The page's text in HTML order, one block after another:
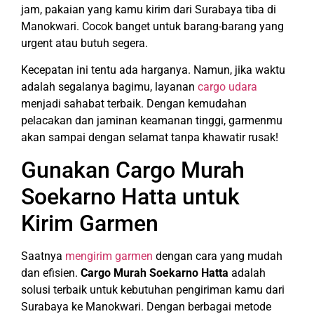
jam, pakaian yang kamu kirim dari Surabaya tiba di
Manokwari. Cocok banget untuk barang-barang yang
urgent atau butuh segera.
Kecepatan ini tentu ada harganya. Namun, jika waktu
adalah segalanya bagimu, layanan cargo udara
menjadi sahabat terbaik. Dengan kemudahan
pelacakan dan jaminan keamanan tinggi, garmenmu
akan sampai dengan selamat tanpa khawatir rusak!
Gunakan Cargo Murah
Soekarno Hatta untuk
Kirim Garmen
Saatnya mengirim garmen dengan cara yang mudah
dan efisien. Cargo Murah Soekarno Hatta adalah
solusi terbaik untuk kebutuhan pengiriman kamu dari
Surabaya ke Manokwari. Dengan berbagai metode